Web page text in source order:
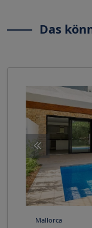
Das
Mallorca